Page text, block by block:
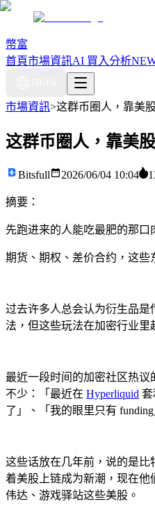
幣富
首頁市場資訊AI 買入分析
市場資訊>这群币圈人，靠美
这群币圈人，靠美
Bitsfull 2026/06/04 10:04
摘要：
先跑进来的人能吃最肥的那口
期货、期权、差价合约，这些
过去许多人总会认为衍生品
法，但这些玩法在加密行业里
最近一段时间的加密社区热
不少：「最近在 Hyperliquid 套
了」、「我的眼里只有
这些话放在几年前，说的是
着美股上链成为新潮，现在
伟达、游戏驿站这些美股。